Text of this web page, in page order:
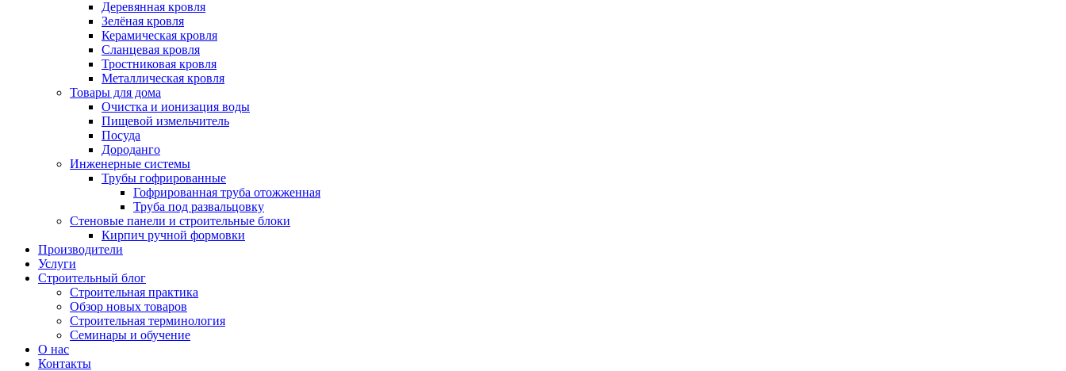
Деревянная кровля
Зелёная кровля
Керамическая кровля
Сланцевая кровля
Тростниковая кровля
Металлическая кровля
Товары для дома
Очистка и ионизация воды
Пищевой измельчитель
Посуда
Дороданго
Инженерные системы
Трубы гофрированные
Гофрированная труба отожженная
Труба под развальцовку
Стеновые панели и строительные блоки
Кирпич ручной формовки
Производители
Услуги
Строительный блог
Строительная практика
Обзор новых товаров
Строительная терминология
Семинары и обучение
О нас
Контакты